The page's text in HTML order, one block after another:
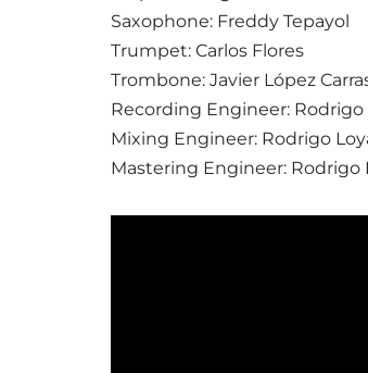
Saxophone: Freddy Tepayol
Trumpet: Carlos Flores
Trombone: Javier López
Recording Engineer: Rodrigo
Mixing Engineer: Rodrigo
Mastering Engineer: Rodrigo